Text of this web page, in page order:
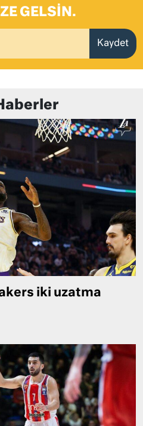
GELSIN.
Kaydet
iki uzatma